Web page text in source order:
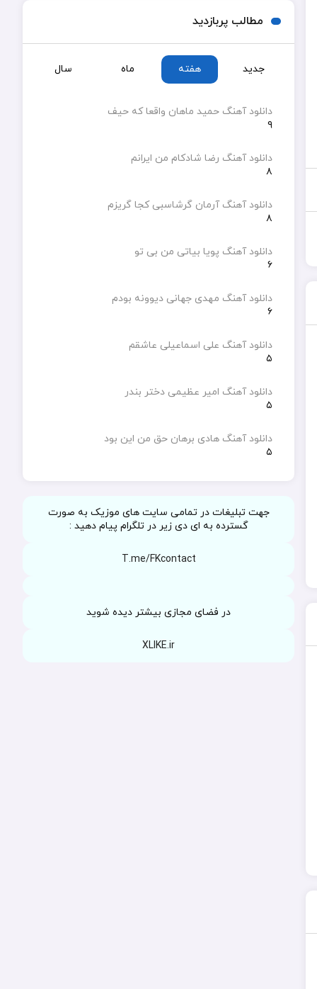
مطالب پربازدید
جدید هفته ماه سال
دانلود آهنگ حمید ماهان واقعا که حیف
۹
دانلود آهنگ رضا شادکام من ایرانم
۸
دانلود آهنگ آرمان گرشاسبی کجا گریزم
۸
دانلود آهنگ پویا بیاتی من بی تو
۶
دانلود آهنگ مهدی جهانی دیوونه بودم
۶
دانلود آهنگ علی اسماعیلی عاشقم
۵
دانلود آهنگ امیر عظیمی دختر بندر
۵
دانلود آهنگ هادی برهان حق من این بود
۵
جهت تبلیغات در تمامی سایت های موزیک به صورت
گسترده به ای دی زیر در تلگرام پیام دهید :
T.me/FKcontact
در فضای مجازی بیشتر دیده شوید
XLIKE.ir